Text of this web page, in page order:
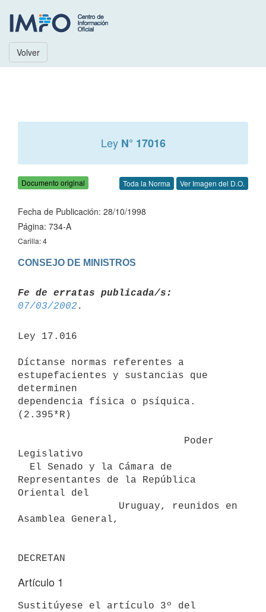
Volver
Ley N° 17016
Documento original Toda la Norma Ver Imagen del D.O.
Fecha de Publicación: 28/10/1998
Página: 734-A
Carilla: 4
Fe de erratas publicada/s:
07/03/2002
Ley 17.016
Díctanse normas referentes a
estupefacientes y sustancias que
determinen
dependencia física o psíquica.
(2.395*R)
Legislativo
Representantes de la República
Oriental del
Asamblea General,
Artículo 1
Sustitúyese el artículo 3º del